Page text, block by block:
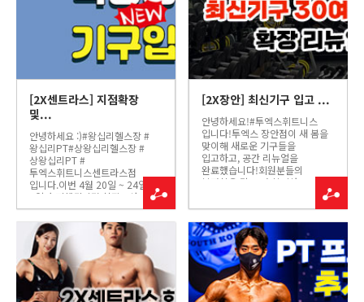
[2X센트라스] 지점확장
및...
안녕하세요 :)#왕십리헬스장 #
왕십리PT#상왕십리헬스장 #
상왕십리PT #
투엑스휘트니스센트라스점
입니다.이번 4월 20일 ~ 24일
5일간 진행된지점 확장공사
안내드립니다.먼저
휴관으로회원님들의
운동루틴을지켜드리지 못한
점죄송합니다 ㅠㅠ하지만 이번
확장으로회원님들의
운동환경을아주 대 ! 대 !
적으로개선시켜 드릴 수 있을
것이라확신합니다!​변...
[2X장안] 최신기구 입고 ...
안녕하세요!#투엑스휘트니스
입니다!투엑스 장안점이 새 봄을
맞이해 새로운 기구들을
입고하고, 공간 리뉴얼을
완료했습니다!회원분들의
불편함을 덜고,더 활기차고
즐겁게 운동을 즐기실 수 있도록
확~ 바뀌었는데요!한번
보실까요? 더 넓어진
공간과최신식 기구 30종이
회원님을 기다리고 있습니다!
최신 기구의 사용법을 익히면서내
몸에 맞는 기구로 최적의 운...